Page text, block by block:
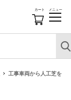
カート メニュー
開
る
工事車両から人工芝を